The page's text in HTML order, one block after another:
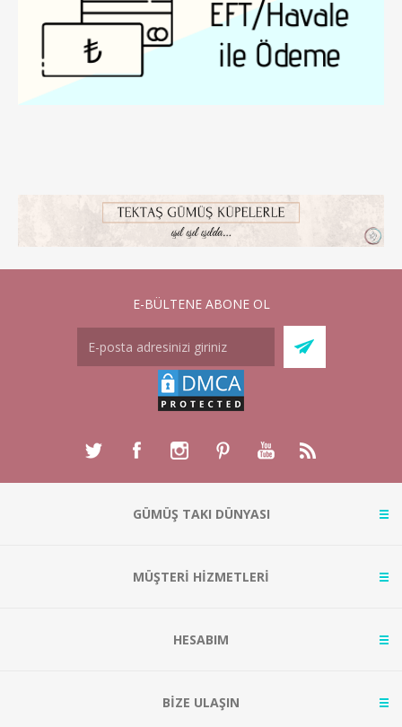
E-BÜLTENE ABONE OL
GÜMÜŞ TAKI DÜNYASI
MÜŞTERİ HİZMETLERİ
HESABIM
BİZE ULAŞIN